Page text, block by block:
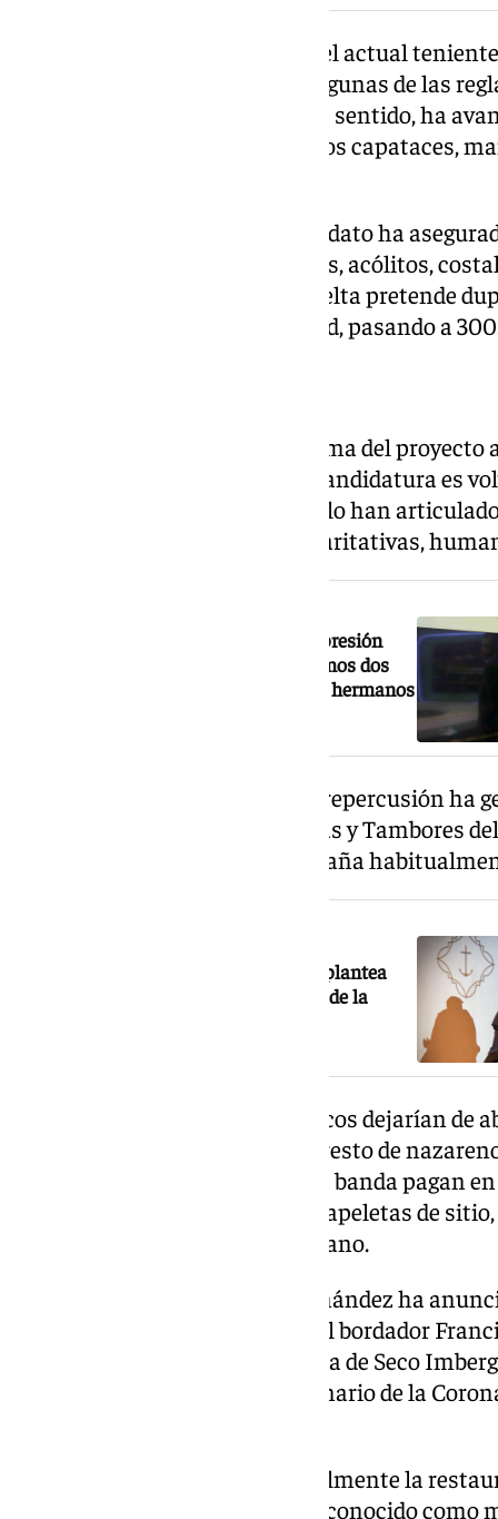
En relación con los costaleros, el actual
mostrado abierto a modificar algunas de las
descartado suprimirlas. En este sentido, ha
determinadas normas junto a los capataces,
En materia económica, el candidato ha
papeleta de sitio para nazarenos, acólitos,
candidatura de Guillermo Revuelta pretende
presupuesto destinado a caridad, pasando a
‹La Esperanza de Todos› es el lema del
Fernández. El objetivo de esta candidatura es
centro de la hermandad. Para ello han
destacadas medidas sociales, caritativas,
Feliciano Fernández: «Bajaremos la presión
económica actual porque en los últimos dos
años se han dado de baja más de mil hermanos
Una de las medidas que mayor repercusión ha
músicos de la Banda de Cornetas y Tambores
Caídas, corporación que acompaña
La candidatura Feliciano Fernández plantea
una bolsa de empleo para hermanos de la
Según la propuesta, estos músicos dejarían de
Madrugá, equiparándose así al resto de
actualidad, los integrantes de la banda pagan
cada Madrugá en concepto de papeletas de
además la cuota anual de hermano.
En el capítulo patrimonial, Fernández ha
del tercer manto diseñado por el bordador
y la réplica de la histórica corona de Seco
en la celebración del cincuentenario de la
La candidatura contempla igualmente la
palio, y la intervención sobre el conocido como